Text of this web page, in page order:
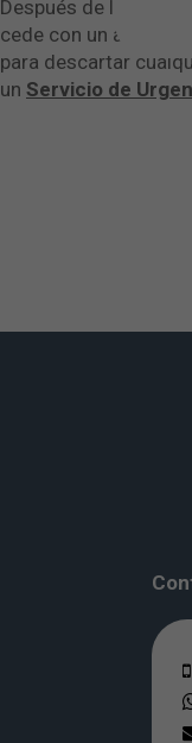
Después de la
cede con un
para descartar
un Servicio de